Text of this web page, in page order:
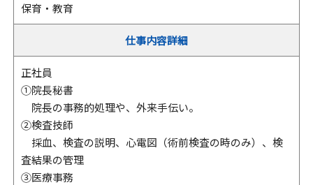
保育・教育
仕事内容詳細
正社員
①院長秘書
院長の事務的処理や、外来手伝い。
②検査技師
採血、検査の説明、心電図（術前検査の時のみ）、検
査結果の管理
③医療事務